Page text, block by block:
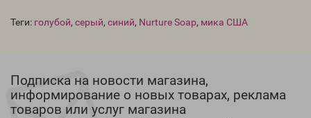
Теги: голубой, серый, синий, Nurture Soap, мика США
Подписка на новости магазина,
информирование о новых товарах, реклама
товаров или услуг магазина